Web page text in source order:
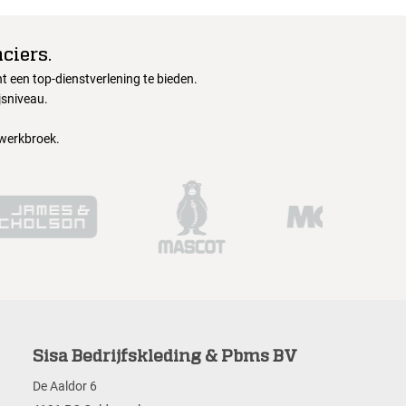
een top-dienstverlening te bieden.
Sisa Bedrijfskleding & Pbms BV
De Aaldor 6